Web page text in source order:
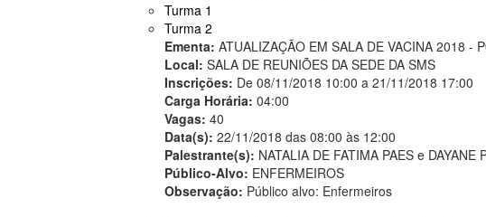
Turma 1
Turma 2
Ementa: ATUALIZAÇÃO EM SALA DE VACINA 2018 -
Local: SALA DE REUNIÕES DA SEDE DA SMS
Inscrições: De 08/11/2018 10:00 a 21/11/2018 17:00
Carga Horária: 04:00
Vagas: 40
Data(s): 22/11/2018 das 08:00 às 12:00
Palestrante(s): NATALIA DE FATIMA PAES e DAYANE
Público-Alvo: ENFERMEIROS
Observação: Público alvo: Enfermeiros